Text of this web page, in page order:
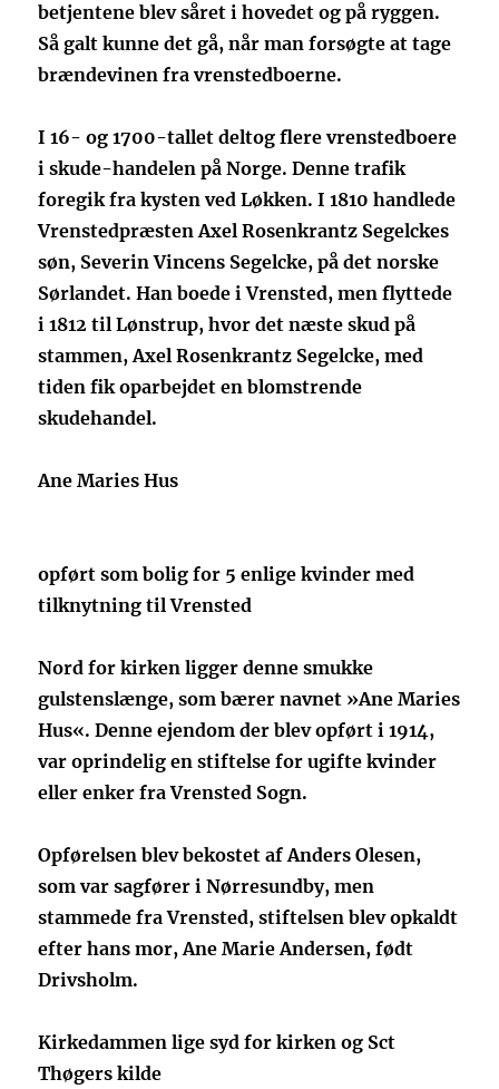
betjentene blev såret i hovedet og på ryggen.
Så galt kunne det gå, når man forsøgte at tage
brændevinen fra vrenstedboerne.
I 16- og 1700-tallet deltog flere vrenstedboere
i skude-handelen på Norge. Denne trafik
foregik fra kysten ved Løkken. I 1810 handlede
Vrenstedpræsten Axel Rosenkrantz Segelckes
søn, Severin Vincens Segelcke, på det norske
Sørlandet. Han boede i Vrensted, men flyttede
i 1812 til Lønstrup, hvor det næste skud på
stammen, Axel Rosenkrantz Segelcke, med
tiden fik oparbejdet en blomstrende
skudehandel.
Ane Maries Hus
opført som bolig for 5 enlige kvinder med
tilknytning til Vrensted
Nord for kirken ligger denne smukke
gulstenslænge, som bærer navnet »Ane Maries
Hus«. Denne ejendom der blev opført i 1914,
var oprindelig en stiftelse for ugifte kvinder
eller enker fra Vrensted Sogn.
Opførelsen blev bekostet af Anders Olesen,
som var sagfører i Nørresundby, men
stammede fra Vrensted, stiftelsen blev opkaldt
efter hans mor, Ane Marie Andersen, født
Drivsholm.
Kirkedammen lige syd for kirken og Sct
Thøgers kilde